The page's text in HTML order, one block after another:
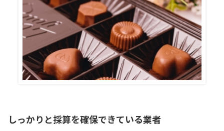
しっかりと採算を確保できている業者